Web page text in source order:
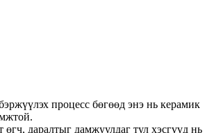
процесс бөгөөд энэ нь керамик
даралтыг дамжуулдаг тул хэсгүүд нь